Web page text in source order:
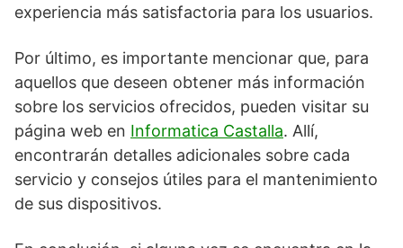
experiencia más satisfactoria para los usuarios.
Por último, es importante mencionar que, para
aquellos que deseen obtener más información
sobre los servicios ofrecidos, pueden visitar su
página web en Informatica Castalla. Allí,
encontrarán detalles adicionales sobre cada
servicio y consejos útiles para el mantenimiento
de sus dispositivos.